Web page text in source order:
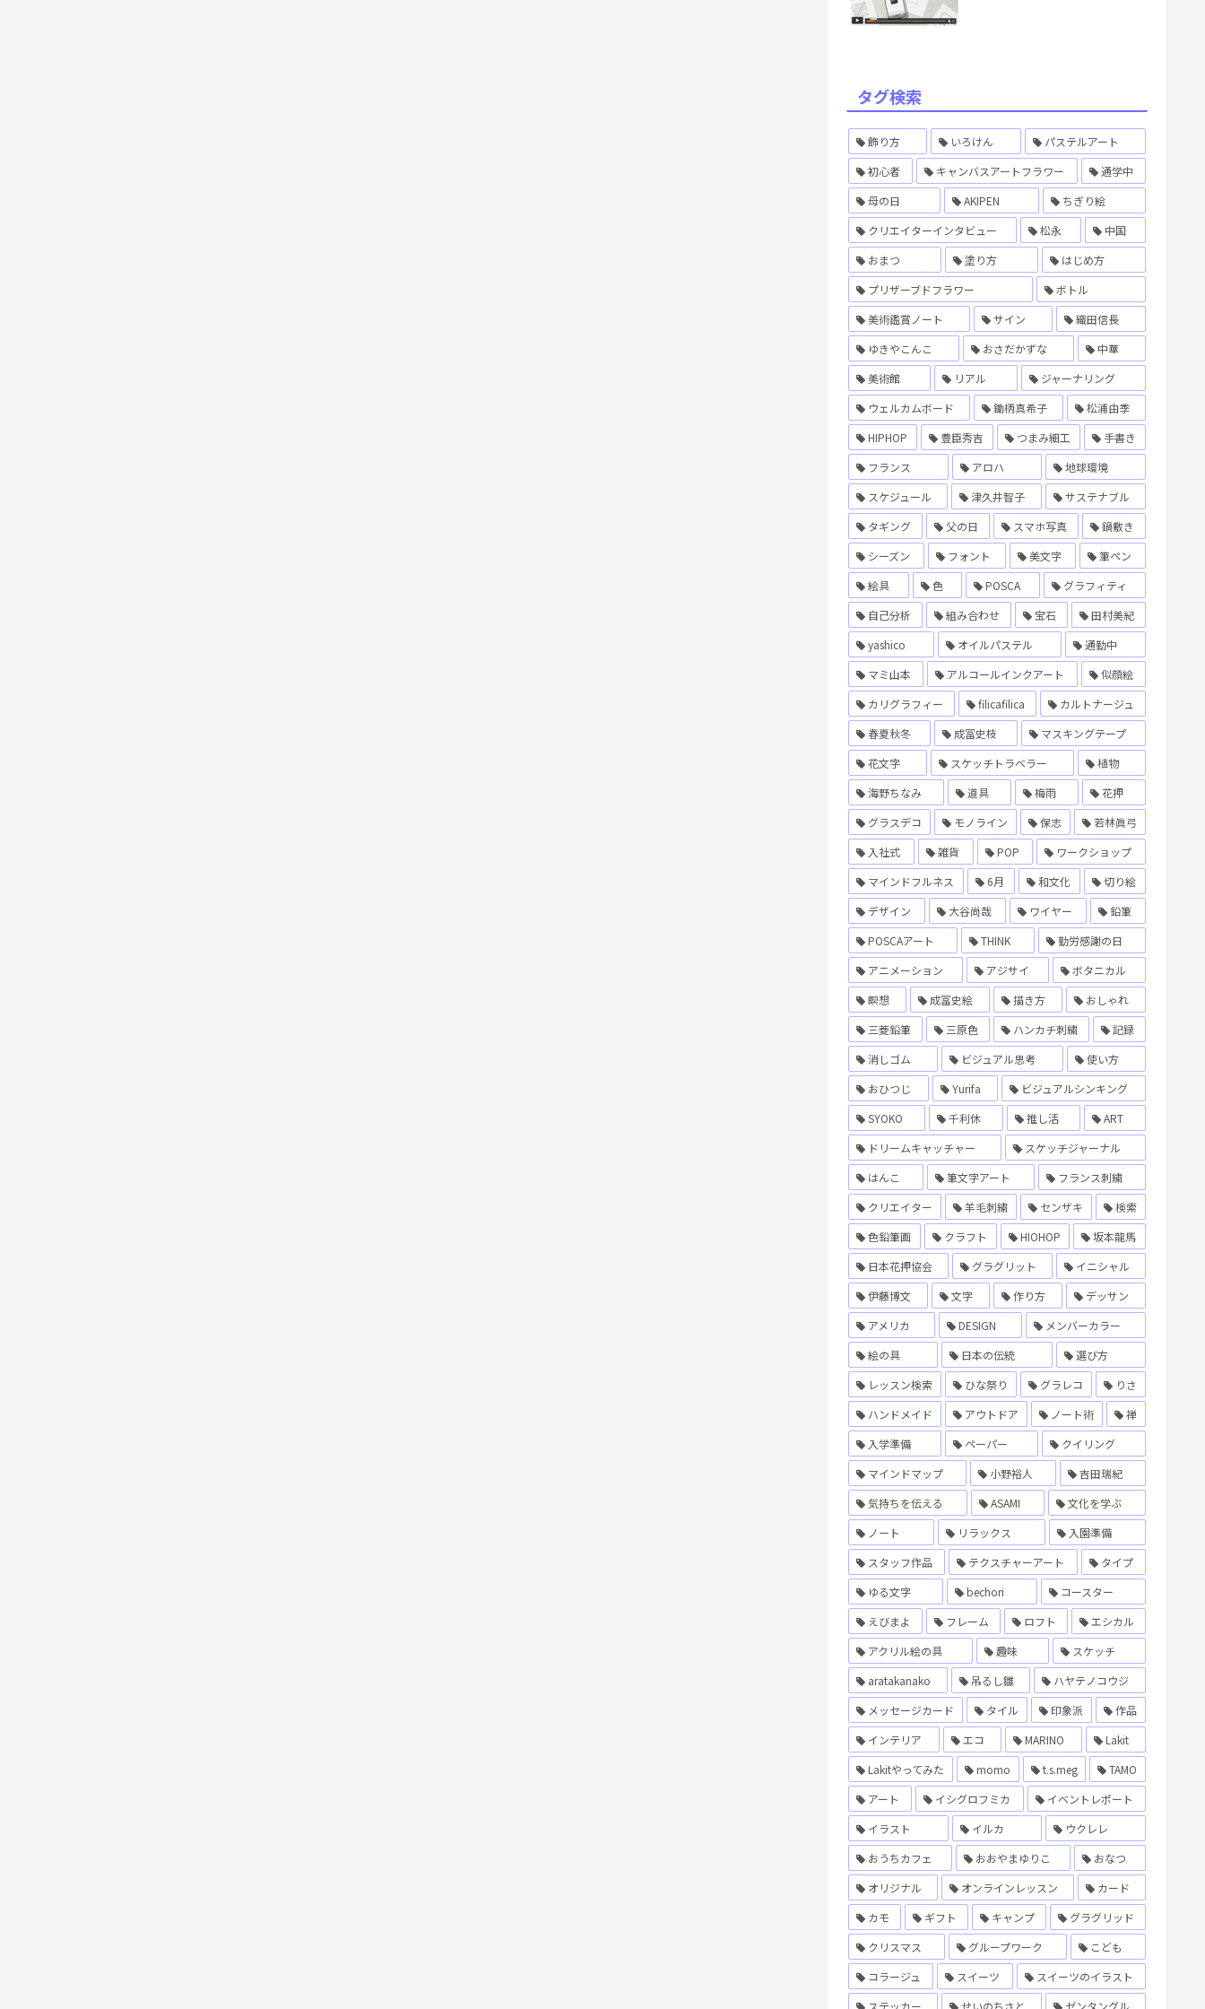
タグ検索
飾り方 いろけん
パステルアート
初心者
キャンバスアートフラワー
通学中
母の日
AKIPEN
ちぎり絵
クリエイターインタビュー
松永
中国
おまつ
塗り方
はじめ方
プリザーブドフラワー
ボトル
美術鑑賞ノート
サイン
織田信長
ゆきやこんこ
おさだかずな
中華
美術館
リアル
ジャーナリング
ウェルカムボード
鋤柄真希子
松浦由季
HIPHOP
豊臣秀吉 つまみ細工
手書き
フランス
アロハ
地球環境
スケジュール
津久井智子
サステナブル
タギング
父の日 スマホ写真
鍋敷き
シーズン
フォント 美文字
筆ペン
絵具
色 POSCA
グラフィティ
自己分析
組み合わせ 宝石
田村美紀
yashico
オイルパステル
通勤中
マミ山本
アルコールインクアート
似顔絵
カリグラフィー
filicafilica
カルトナージュ
春夏秋冬
成冨史枝
マスキングテープ
花文字
スケッチトラベラー
植物
海野ちなみ
道具 梅雨
花押
グラスデコ
モノライン 保志
若林眞弓
入社式
雑貨 POP
ワークショップ
マインドフルネス
6月 和文化
切り絵
デザイン
大谷尚哉 ワイヤー
鉛筆
POSCAアート
THINK
勤労感謝の日
アニメーション
アジサイ
ボタニカル
瞑想
成冨史絵 描き方
おしゃれ
三菱鉛筆
三原色 ハンカチ刺繍
記録
消しゴム
ビジュアル思考
使い方
おひつじ
Yurifa
ビジュアルシンキング
SYOKO
千利休 推し活
ART
ドリームキャッチャー
スケッチジャーナル
はんこ
筆文字アート
フランス刺繍
クリエイター
羊毛刺繍 センザキ
検索
色鉛筆画
クラフト HIOHOP
坂本龍馬
日本花押協会
グラグリット
イニシャル
伊藤博文
文字 作り方
デッサン
アメリカ
DESIGN
メンバーカラー
絵の具
日本の伝統
選び方
レッスン検索
ひな祭り グラレコ
りさ
ハンドメイド
アウトドア ノート術
禅
入学準備
ペーパー
クイリング
マインドマップ
小野裕人
吉田瑞紀
気持ちを伝える
ASAMI
文化を学ぶ
ノート
リラックス
入園準備
スタッフ作品
テクスチャーアート
タイプ
ゆる文字
bechori
コースター
えびまよ
フレーム ロフト
エシカル
アクリル絵の具
趣味
スケッチ
aratakanako
吊るし雛
ハヤテノコウジ
メッセージカード
タイル 印象派
作品
インテリア
エコ MARINO
Lakit
Lakitやってみた
momo t.s.meg
TAMO
アート
イシグロフミカ
イベントレポート
イラスト
イルカ
ウクレレ
おうちカフェ
おおやまゆりこ
おなつ
オリジナル
オンラインレッスン
カード
カモ
ギフト キャンプ
グラグリッド
クリスマス
グループワーク
こども
コラージュ
スイーツ
スイーツのイラスト